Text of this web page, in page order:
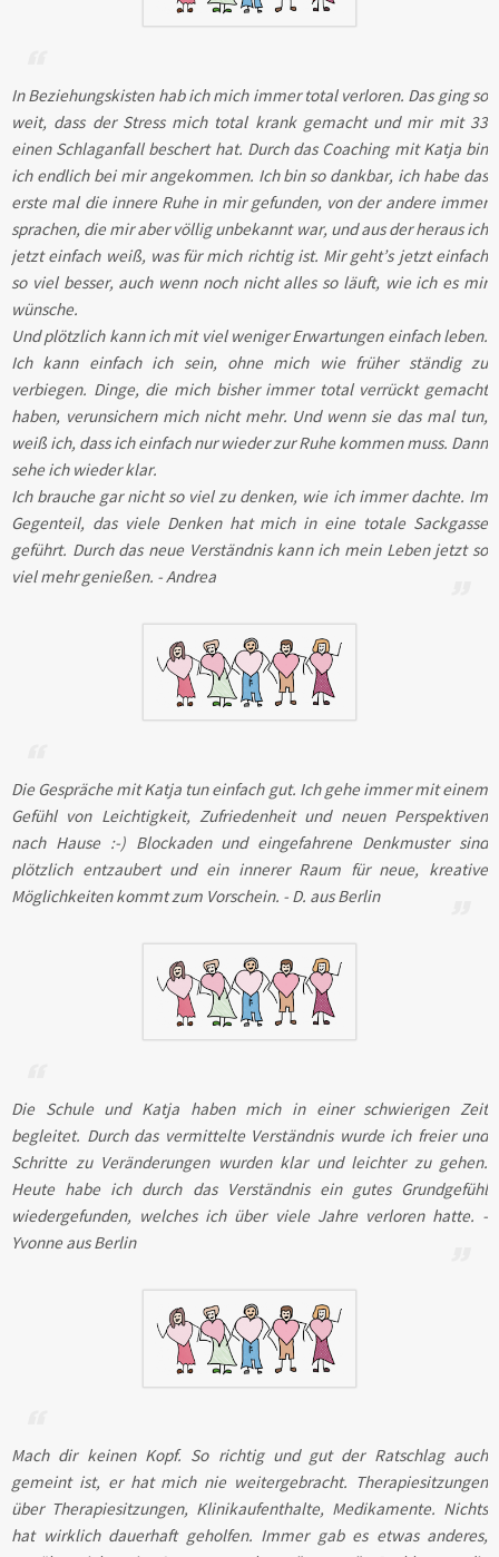
In Beziehungskisten hab ich mich immer total verloren. Das ging so
weit, dass der Stress mich total krank gemacht und mir mit 33
einen Schlaganfall beschert hat. Durch das Coaching mit Katja bin
ich endlich bei mir angekommen. Ich bin so dankbar, ich habe das
erste mal die innere Ruhe in mir gefunden, von der andere immer
sprachen, die mir aber völlig unbekannt war, und aus der heraus ich
jetzt einfach weiß, was für mich richtig ist. Mir geht’s jetzt einfach
so viel besser, auch wenn noch nicht alles so läuft, wie ich es mir
wünsche.
Und plötzlich kann ich mit viel weniger Erwartungen einfach leben.
Ich kann einfach ich sein, ohne mich wie früher ständig zu
verbiegen. Dinge, die mich bisher immer total verrückt gemacht
haben, verunsichern mich nicht mehr. Und wenn sie das mal tun,
weiß ich, dass ich einfach nur wieder zur Ruhe kommen muss. Dann
sehe ich wieder klar.
Ich brauche gar nicht so viel zu denken, wie ich immer dachte. Im
Gegenteil, das viele Denken hat mich in eine totale Sackgasse
geführt. Durch das neue Verständnis kann ich mein Leben jetzt so
viel mehr genießen. - Andrea
Die Gespräche mit Katja tun einfach gut. Ich gehe immer mit einem
Gefühl von Leichtigkeit, Zufriedenheit und neuen Perspektiven
nach Hause :-) Blockaden und eingefahrene Denkmuster sind
plötzlich entzaubert und ein innerer Raum für neue, kreative
Möglichkeiten kommt zum Vorschein. - D. aus Berlin
Die Schule und Katja haben mich in einer schwierigen Zeit
begleitet. Durch das vermittelte Verständnis wurde ich freier und
Schritte zu Veränderungen wurden klar und leichter zu gehen.
Heute habe ich durch das Verständnis ein gutes Grundgefühl
wiedergefunden, welches ich über viele Jahre verloren hatte. -
Yvonne aus Berlin
Mach dir keinen Kopf. So richtig und gut der Ratschlag auch
gemeint ist, er hat mich nie weitergebracht. Therapiesitzungen
über Therapiesitzungen, Klinikaufenthalte, Medikamente. Nichts
hat wirklich dauerhaft geholfen. Immer gab es etwas anderes,